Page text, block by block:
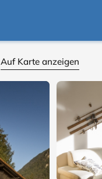
Auf Karte anzeigen